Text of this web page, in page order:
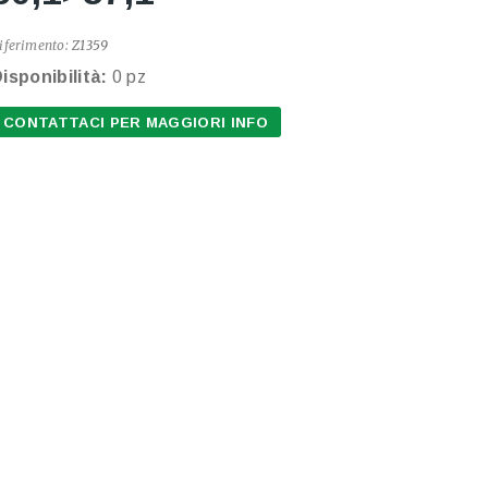
Z1359
0 pz
CONTATTACI PER MAGGIORI INFO